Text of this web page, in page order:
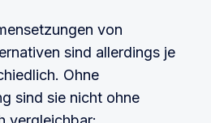
von
sind allerdings je
Ohne
sind sie nicht ohne